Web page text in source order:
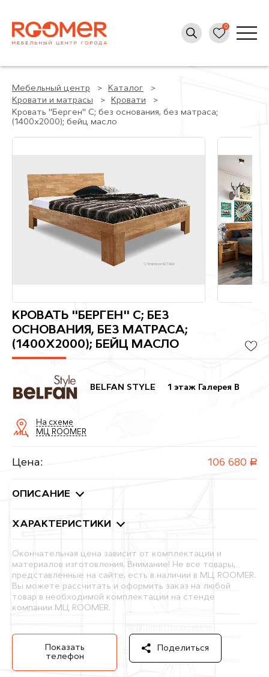
Мебельный центр
Каталог
Кровати и матрасы
Кровати
Кровать "Берген" С; без основания, без матраса;
(1400x2000); бейц масло
КРОВАТЬ "БЕРГЕН" С; БЕЗ
ОСНОВАНИЯ, БЕЗ МАТРАСА;
(1400X2000); БЕЙЦ МАСЛО
BELFAN STYLE 1 этаж Галерея B
На схеме
МЦ ROOMER
Цена: 106 680 руб.
ОПИСАНИЕ
ХАРАКТЕРИСТИКИ
Окончательная цена зависит от комплектации и
материалов изготовления. Внимание! Не все товары,
представленные на сайте, есть в наличии в МЦ ROOMER.
Вы можете рассчитать и оформить заказ на любой
товар в необходимой комплектации на стенде
компании МЦ ROOMER.
Показать
телефон
Поделиться